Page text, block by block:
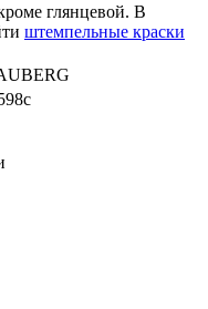
глянцевой. В
штемпельные краски